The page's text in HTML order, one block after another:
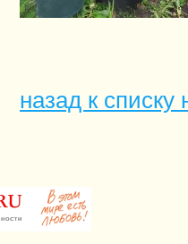
назад к списку